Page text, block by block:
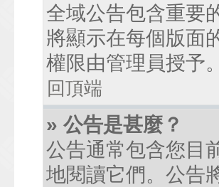
全域公告包含重要
將顯示在每個版面
權限由管理員授予。
回頂端
» 公告是甚麼？
公告通常包含您目
地閱讀它們。公告